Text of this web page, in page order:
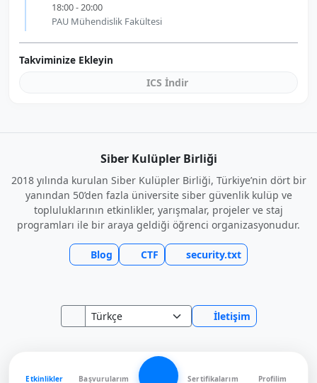
18:00 - 20:00
PAU Mühendislik Fakültesi
Takviminize Ekleyin
ICS İndir
Siber Kulüpler Birliği
2018 yılında kurulan Siber Kulüpler Birliği, Türkiye’nin dört bir
yanından 50’den fazla üniversite siber güvenlik kulüp ve
topluluklarının etkinlikler, yarışmalar, projeler ve staj
programları ile bir araya geldiği öğrenci organizasyonudur.
Blog CTF security.txt
İletişim
Etkinlikler Başvurularım Sertifikalarım Profilim